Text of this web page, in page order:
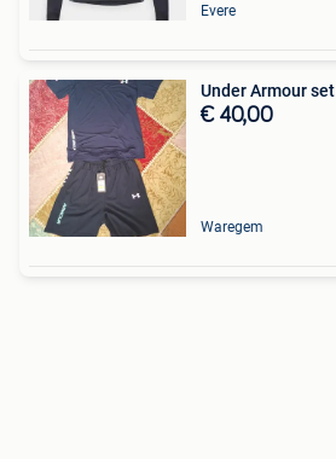
Evere
Under Armour set
€ 40,00
Waregem